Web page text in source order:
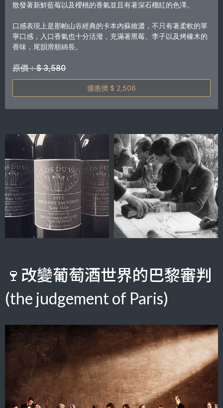
散發著新鮮藍莓以及櫻桃的香氣並且有著深石榴紅的色澤。
口感表現上是那帕山谷經典的卡本內蘇維濃，不只有著柔軟的單
寧口感，入口香氣也十分活潑，充滿著黑莓、李子以及烤橡木的
香味，尾韻滑順綿長。
原價：$ 3,580
優惠價 $ 2,506
🍷改變葡萄酒世界的巴黎審判
(the judgement of Paris)